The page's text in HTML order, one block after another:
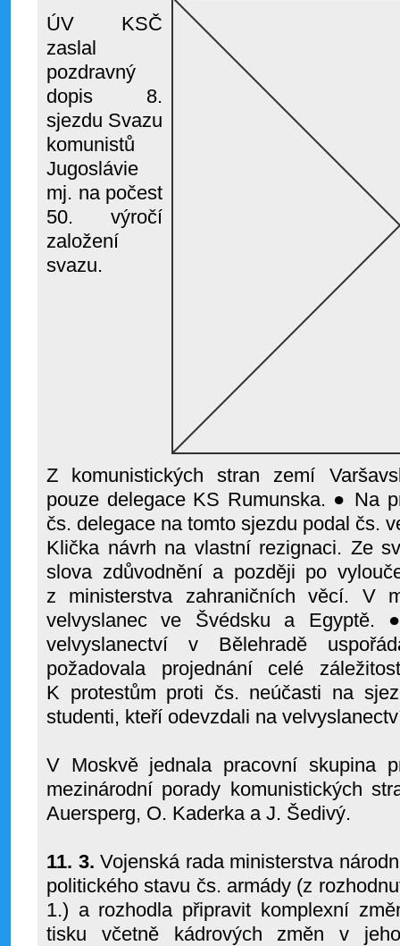
ÚV KSČ
zaslal
pozdravný
dopis 8.
sjezdu Svazu
komunistů
Jugoslávie
mj. na počest
50. výročí
založení
svazu.
Z komunistických stran zemí
pouze delegace KS Rumunska. ● Na
čs. delegace na tomto sjezdu podal čs.
Klička návrh na vlastní rezignaci. Ze
slova zdůvodnění a později po
z ministerstva zahraničních věcí. V
velvyslanec ve Švédsku a Egyptě.
velvyslanectví v Bělehradě
požadovala projednání celé
K protestům proti čs. neúčasti na
studenti, kteří odevzdali na
V Moskvě jednala pracovní skupina
mezinárodní porady komunistických
Auersperg, O. Kaderka a J. Šedivý.
11. 3. Vojenská rada ministerstva
politického stavu čs. armády (z
1.) a rozhodla připravit komplexní
tisku včetně kádrových změn v